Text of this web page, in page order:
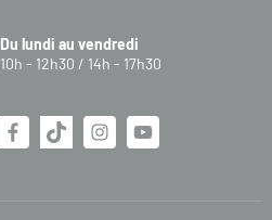
Du lundi au vendredi
10h - 12h30 / 14h - 17h30